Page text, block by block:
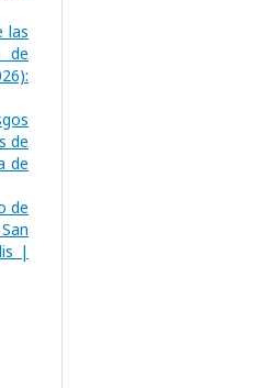
las
de
de
de
de
|